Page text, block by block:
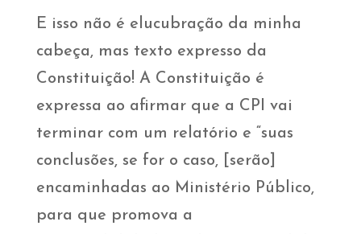
E isso não é elucubração da minha
cabeça, mas texto expresso da
Constituição! A Constituição é
expressa ao afirmar que a CPI vai
terminar com um relatório e “suas
conclusões, se for o caso, [serão]
encaminhadas ao Ministério Público,
para que promova a